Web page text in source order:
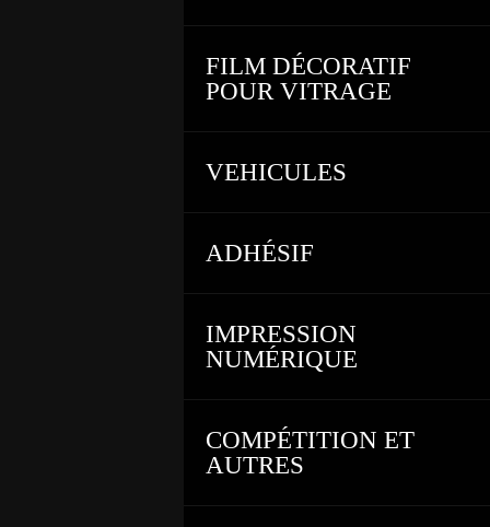
FILM DÉCORATIF
POUR VITRAGE
VEHICULES
ADHÉSIF
IMPRESSION
NUMÉRIQUE
COMPÉTITION ET
AUTRES